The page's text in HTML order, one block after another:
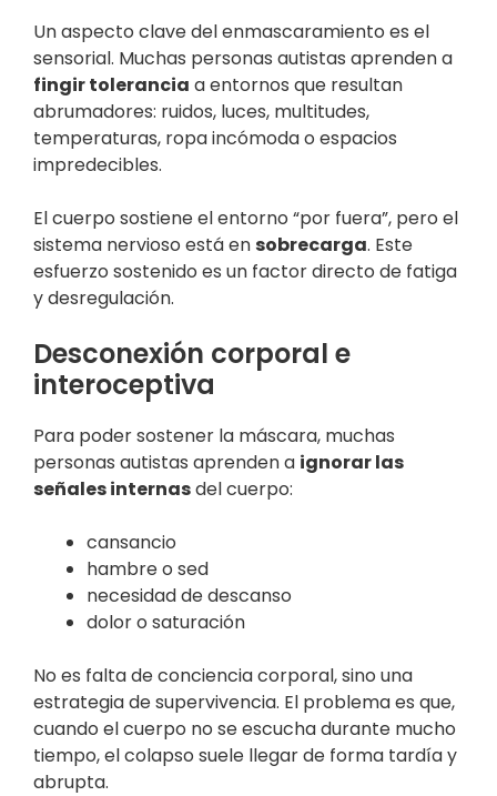
Un aspecto clave del enmascaramiento es el
sensorial. Muchas personas autistas aprenden a
fingir tolerancia a entornos que resultan
abrumadores: ruidos, luces, multitudes,
temperaturas, ropa incómoda o espacios
impredecibles.
El cuerpo sostiene el entorno “por fuera”, pero el
sistema nervioso está en sobrecarga. Este
esfuerzo sostenido es un factor directo de fatiga
y desregulación.
Desconexión corporal e
interoceptiva
Para poder sostener la máscara, muchas
personas autistas aprenden a ignorar las
señales internasdel cuerpo:
cansancio
hambre o sed
necesidad de descanso
dolor o saturación
No es falta de conciencia corporal, sino una
estrategia de supervivencia. El problema es que,
cuando el cuerpo no se escucha durante mucho
tiempo, el colapso suele llegar de forma tardía y
abrupta.